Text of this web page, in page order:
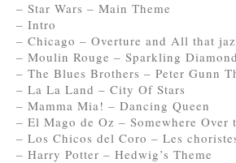
– Star Wars – Main Theme
– Intro
– Chicago – Overture and All that
– Moulin Rouge – Sparkling
– The Blues Brothers – Peter Gunn
– La La Land – City Of Stars
– Mamma Mia! – Dancing Queen
– El Mago de Oz – Somewhere Over
– Los Chicos del Coro – Les
– Harry Potter – Hedwig’s Theme